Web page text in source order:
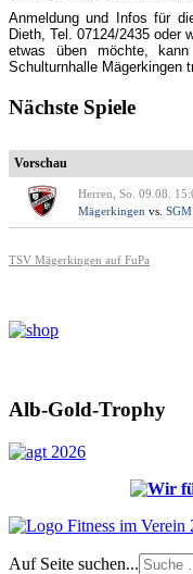
Anmeldung und Infos für
Dieth, Tel. 07124/2435 oder
etwas üben möchte,
Schulturnhalle Mägerkingen
Nächste Spiele
Vorschau
Herren, So. 09.08.
Mägerkingen vs. SGM
TSV Mägerkingen auf FuPa
Alb-Gold-Trophy
Auf Seite suchen...